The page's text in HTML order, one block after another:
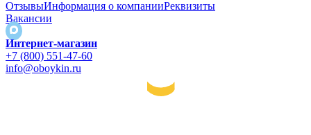
ОтзывыИнформация о компанииРеквизиты
Вакансии
Интернет-магазин
+7 (800) 551-47-60
info@oboykin.ru